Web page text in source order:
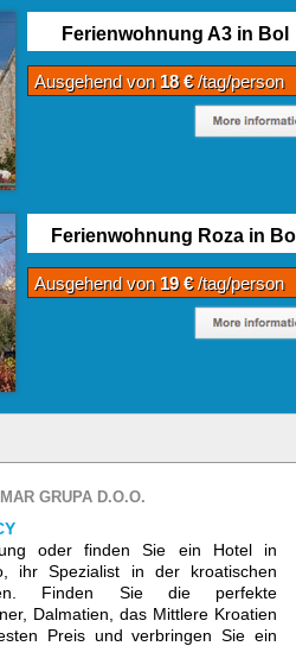
Ferienwohnung A3 in Bol
Ausgehend von 18 €/tag/person
Ferienwohnung Roza in
Ausgehend von 19 €/tag/person
GRUPA D.O.O.
oder finden Sie ein Hotel in
ihr Spezialist in der kroatischen
Finden Sie die perfekte
Dalmatien, das Mittlere Kroatien
Preis und verbringen Sie ein